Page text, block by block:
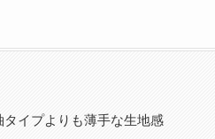
タイプよりも薄手な生地感